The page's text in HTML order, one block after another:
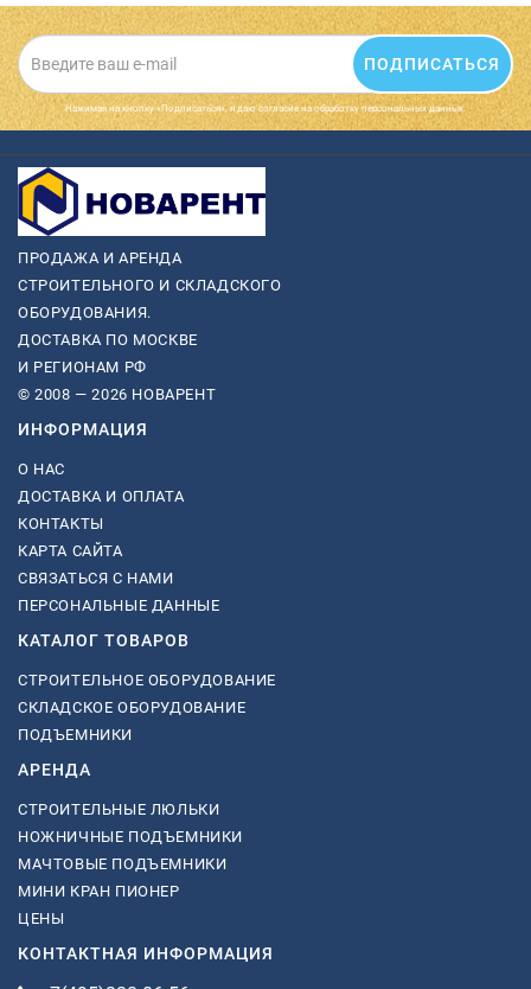
ПОДПИСАТЬСЯ
Нажимая на кнопку «Подписаться», я даю cогласие на обработку персональных данных.
ПРОДАЖА И АРЕНДА
СТРОИТЕЛЬНОГО И СКЛАДСКОГО
ОБОРУДОВАНИЯ.
ДОСТАВКА ПО МОСКВЕ
И РЕГИОНАМ РФ
© 2008 — 2026 НОВАРЕНТ
ИНФОРМАЦИЯ
О НАС
ДОСТАВКА И ОПЛАТА
КОНТАКТЫ
КАРТА САЙТА
СВЯЗАТЬСЯ С НАМИ
ПЕРСОНАЛЬНЫЕ ДАННЫЕ
КАТАЛОГ ТОВАРОВ
СТРОИТЕЛЬНОЕ ОБОРУДОВАНИЕ
СКЛАДСКОЕ ОБОРУДОВАНИЕ
ПОДЪЕМНИКИ
АРЕНДА
СТРОИТЕЛЬНЫЕ ЛЮЛЬКИ
НОЖНИЧНЫЕ ПОДЪЕМНИКИ
МАЧТОВЫЕ ПОДЪЕМНИКИ
МИНИ КРАН ПИОНЕР
ЦЕНЫ
КОНТАКТНАЯ ИНФОРМАЦИЯ